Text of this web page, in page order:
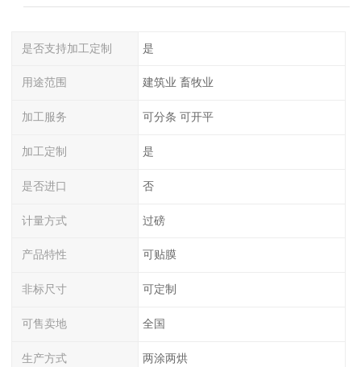
是否支持加工定制 是
用途范围 建筑业 畜牧业
加工服务 可分条 可开平
加工定制 是
是否进口 否
计量方式 过磅
产品特性 可贴膜
非标尺寸 可定制
可售卖地 全国
生产方式 两涂两烘